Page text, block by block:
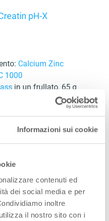
Informazioni sui cookie
contenuti ed
dei social media e per
inoltre
il nostro sito con i
pH-X
Calcium Zinc
1000
in un frullato, 65 g
68 g di carboidrati, 0
g di pesce di mare, 150
47 g di carboidrati,